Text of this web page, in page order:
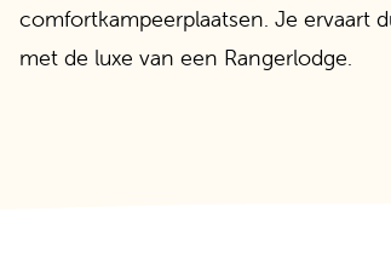
comfortkampeerplaatsen. Je ervaart
met de luxe van een Rangerlodge.